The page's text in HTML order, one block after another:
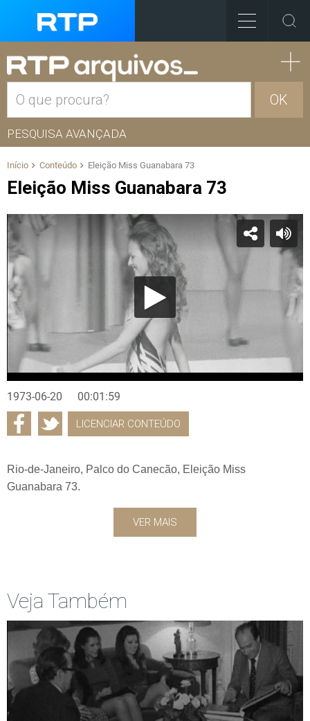
OK
PESQUISA AVANÇADA
Início Conteúdo Eleição Miss Guanabara 73
Eleição Miss Guanabara 73
1973-06-20 00:01:59
LICENCIAR CONTEÚDO
Rio-de-Janeiro, Palco do Canecão, Eleição Miss
Guanabara 73.
VER MAIS
Veja Também